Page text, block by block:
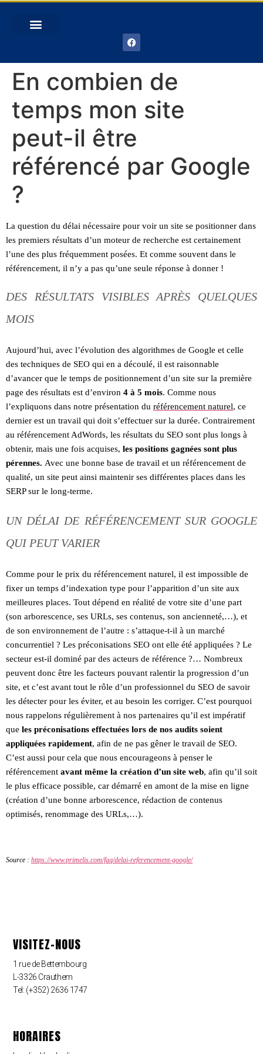
En combien de
temps mon site
peut-il être
référencé par Google
?
La question du délai nécessaire pour voir un site se positionner dans
les premiers résultats d’un moteur de recherche est certainement
l’une des plus fréquemment posées. Et comme souvent dans le
référencement, il n’y a pas qu’une seule réponse à donner !
DES RÉSULTATS VISIBLES APRÈS QUELQUES
MOIS
Aujourd’hui, avec l’évolution des algorithmes de Google et celle
des techniques de SEO qui en a découlé, il est raisonnable
d’avancer que le temps de positionnement d’un site sur la première
page des résultats est d’environ 4 à 5 mois. Comme nous
l’expliquons dans notre présentation du référencement naturel, ce
dernier est un travail qui doit s’effectuer sur la durée. Contrairement
au référencement AdWords, les résultats du SEO sont plus longs à
obtenir, mais une fois acquises, les positions gagnées sont plus
pérennes. Avec une bonne base de travail et un référencement de
qualité, un site peut ainsi maintenir ses différentes places dans les
SERP sur le long-terme.
UN DÉLAI DE RÉFÉRENCEMENT SUR GOOGLE
QUI PEUT VARIER
Comme pour le prix du référencement naturel, il est impossible de
fixer un temps d’indexation type pour l’apparition d’un site aux
meilleures places. Tout dépend en réalité de votre site d’une part
(son arborescence, ses URLs, ses contenus, son ancienneté,…), et
de son environnement de l’autre : s’attaque-t-il à un marché
concurrentiel ? Les préconisations SEO ont elle été appliquées ? Le
secteur est-il dominé par des acteurs de référence ?… Nombreux
peuvent donc être les facteurs pouvant ralentir la progression d’un
site, et c’est avant tout le rôle d’un professionnel du SEO de savoir
les détecter pour les éviter, et au besoin les corriger. C’est pourquoi
nous rappelons régulièrement à nos partenaires qu’il est impératif
que les préconisations effectuées lors de nos audits soient
appliquées rapidement, afin de ne pas gêner le travail de SEO.
C’est aussi pour cela que nous encourageons à penser le
référencement avant même la création d’un site web, afin qu’il soit
le plus efficace possible, car démarré en amont de la mise en ligne
(création d’une bonne arborescence, rédaction de contenus
optimisés, renommage des URLs,…).
Source : https://www.primelis.com/faq/delai-referencement-google/
VISITEZ-NOUS
1 rue de Bettembourg
L-3326 Crauthem
Tel: (+352) 2636 1747
HORAIRES